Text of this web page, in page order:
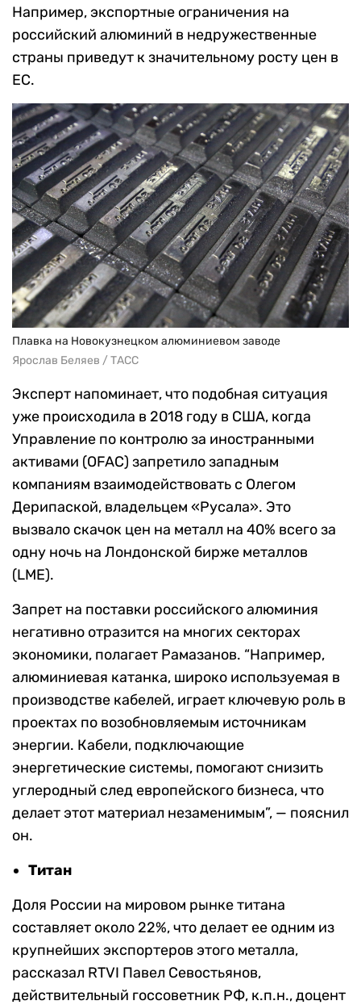
Например, экспортные ограничения на
российский алюминий в недружественные
страны приведут к значительному росту цен в
ЕС.
Плавка на Новокузнецком алюминиевом заводе
Ярослав Беляев / ТАСС
Эксперт напоминает, что подобная ситуация
уже происходила в 2018 году в США, когда
Управление по контролю за иностранными
активами (OFAC) запретило западным
компаниям взаимодействовать с Олегом
Дерипаской, владельцем «Русала». Это
вызвало скачок цен на металл на 40% всего за
одну ночь на Лондонской бирже металлов
(LME).
Запрет на поставки российского алюминия
негативно отразится на многих секторах
экономики, полагает Рамазанов. “Например,
алюминиевая катанка, широко используемая в
производстве кабелей, играет ключевую роль в
проектах по возобновляемым источникам
энергии. Кабели, подключающие
энергетические системы, помогают снизить
углеродный след европейского бизнеса, что
делает этот материал незаменимым”, — пояснил
он.
Титан
Доля России на мировом рынке титана
составляет около 22%, что делает ее одним из
крупнейших экспортеров этого металла,
рассказал RTVI Павел Севостьянов,
действительный госсоветник РФ, к.п.н., доцент